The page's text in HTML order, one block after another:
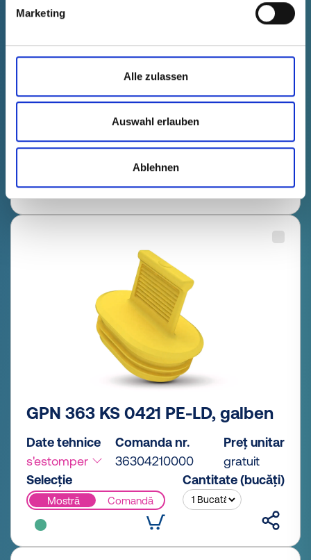
Marketing
Alle zulassen
Auswahl erlauben
Ablehnen
Selecție
Cantitate (bucăți)
OFERTA NEOBLIGATORIE
GPN 363 KS 0421 PE-LD, galben
Date tehnice
s'estomper
Comanda nr.
36304210000
Preț unitar
gratuit
Selecție
Mostră Comandă
Cantitate (bucăți)